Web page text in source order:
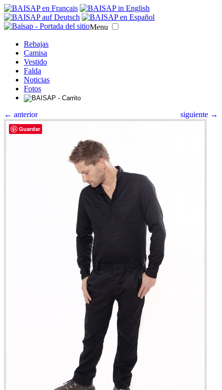
Menu
Rebajas
Camisa
Vestido
Falda
Noticias
Fotos
siguiente →
← anterior
Guardar